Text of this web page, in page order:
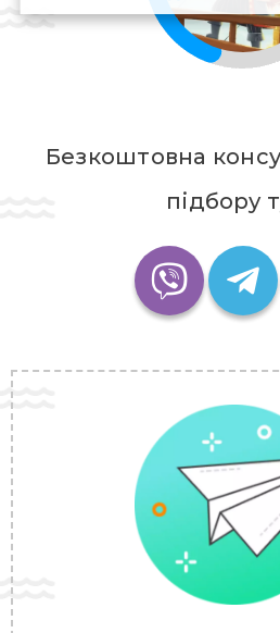
Безкоштовна
підбору